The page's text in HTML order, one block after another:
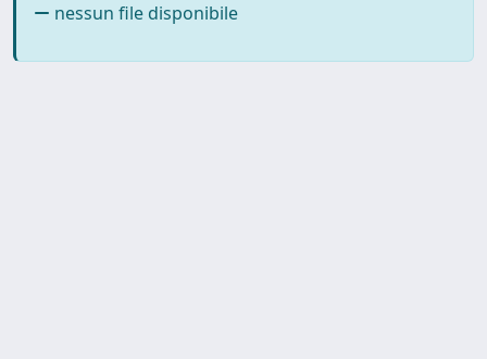
nessun file disponibile